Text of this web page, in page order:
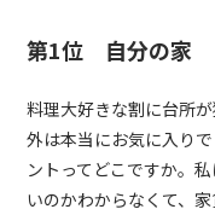
第1位 自分の家
料理大好きな割に台所
外は本当にお気に入り
ントってどこですか。
いのかわからなくて、